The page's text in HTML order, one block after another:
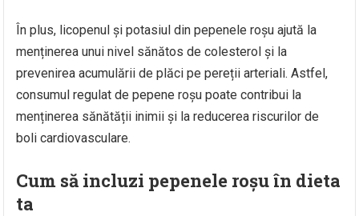
În plus, licopenul și potasiul din pepenele roșu ajută la
menținerea unui nivel sănătos de colesterol și la
prevenirea acumulării de plăci pe pereții arteriali. Astfel,
consumul regulat de pepene roșu poate contribui la
menținerea sănătății inimii și la reducerea riscurilor de
boli cardiovasculare.
Cum să incluzi pepenele roșu în dieta
ta